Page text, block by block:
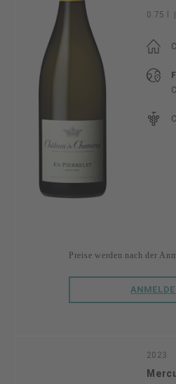
0.75 l
Preise werden nach der
2023